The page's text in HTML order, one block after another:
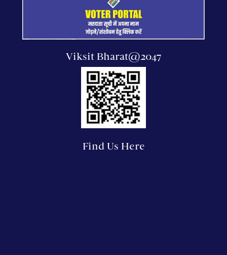
Viksit Bharat@2047
Find Us Here